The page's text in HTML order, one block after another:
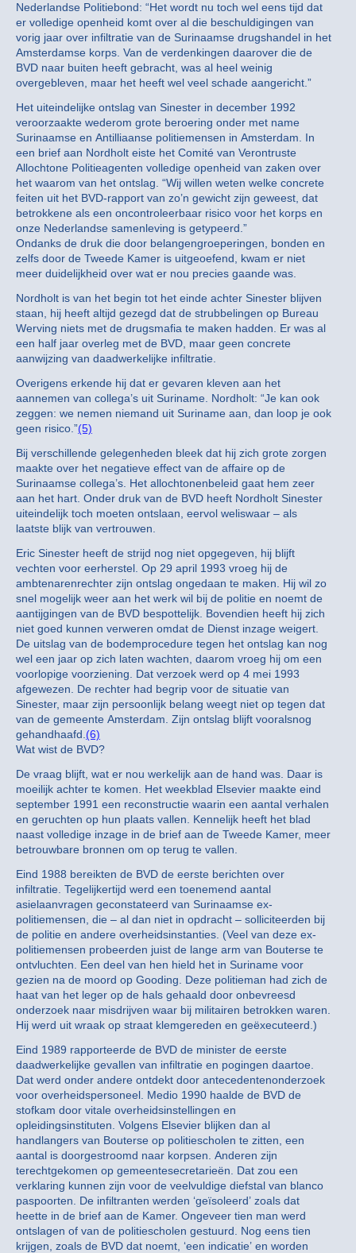
Nederlandse Politiebond: “Het wordt nu toch wel eens tijd dat
er volledige openheid komt over al die beschuldigingen van
vorig jaar over infiltratie van de Surinaamse drugshandel in het
Amsterdamse korps. Van de verdenkingen daarover die de
BVD naar buiten heeft gebracht, was al heel weinig
overgebleven, maar het heeft wel veel schade aangericht.”
Het uiteindelijke ontslag van Sinester in december 1992
veroorzaakte wederom grote beroering onder met name
Surinaamse en Antilliaanse politiemensen in Amsterdam. In
een brief aan Nordholt eiste het Comité van Verontruste
Allochtone Politieagenten volledige openheid van zaken over
het waarom van het ontslag. “Wij willen weten welke concrete
feiten uit het BVD-rapport van zo’n gewicht zijn geweest, dat
betrokkene als een oncontroleerbaar risico voor het korps en
onze Nederlandse samenleving is getypeerd.”
Ondanks de druk die door belangengroeperingen, bonden en
zelfs door de Tweede Kamer is uitgeoefend, kwam er niet
meer duidelijkheid over wat er nou precies gaande was.
Nordholt is van het begin tot het einde achter Sinester blijven
staan, hij heeft altijd gezegd dat de strubbelingen op Bureau
Werving niets met de drugsmafia te maken hadden. Er was al
een half jaar overleg met de BVD, maar geen concrete
aanwijzing van daadwerkelijke infiltratie.
Overigens erkende hij dat er gevaren kleven aan het
aannemen van collega’s uit Suriname. Nordholt: “Je kan ook
zeggen: we nemen niemand uit Suriname aan, dan loop je ook
geen risico.”(5)
Bij verschillende gelegenheden bleek dat hij zich grote zorgen
maakte over het negatieve effect van de affaire op de
Surinaamse collega’s. Het allochtonenbeleid gaat hem zeer
aan het hart. Onder druk van de BVD heeft Nordholt Sinester
uiteindelijk toch moeten ontslaan, eervol weliswaar – als
laatste blijk van vertrouwen.
Eric Sinester heeft de strijd nog niet opgegeven, hij blijft
vechten voor eerherstel. Op 29 april 1993 vroeg hij de
ambtenarenrechter zijn ontslag ongedaan te maken. Hij wil zo
snel mogelijk weer aan het werk wil bij de politie en noemt de
aantijgingen van de BVD bespottelijk. Bovendien heeft hij zich
niet goed kunnen verweren omdat de Dienst inzage weigert.
De uitslag van de bodemprocedure tegen het ontslag kan nog
wel een jaar op zich laten wachten, daarom vroeg hij om een
voorlopige voorziening. Dat verzoek werd op 4 mei 1993
afgewezen. De rechter had begrip voor de situatie van
Sinester, maar zijn persoonlijk belang weegt niet op tegen dat
van de gemeente Amsterdam. Zijn ontslag blijft vooralsnog
gehandhaafd. (6)
Wat wist de BVD?
De vraag blijft, wat er nou werkelijk aan de hand was. Daar is
moeilijk achter te komen. Het weekblad Elsevier maakte eind
september 1991 een reconstructie waarin een aantal verhalen
en geruchten op hun plaats vallen. Kennelijk heeft het blad
naast volledige inzage in de brief aan de Tweede Kamer, meer
betrouwbare bronnen om op terug te vallen.
Eind 1988 bereikten de BVD de eerste berichten over
infiltratie. Tegelijkertijd werd een toenemend aantal
asielaanvragen geconstateerd van Surinaamse ex-
politiemensen, die – al dan niet in opdracht – solliciteerden bij
de politie en andere overheidsinstanties. (Veel van deze ex-
politiemensen probeerden juist de lange arm van Bouterse te
ontvluchten. Een deel van hen hield het in Suriname voor
gezien na de moord op Gooding. Deze politieman had zich de
haat van het leger op de hals gehaald door onbevreesd
onderzoek naar misdrijven waar bij militairen betrokken waren.
Hij werd uit wraak op straat klemgereden en geëxecuteerd.)
Eind 1989 rapporteerde de BVD de minister de eerste
daadwerkelijke gevallen van infiltratie en pogingen daartoe.
Dat werd onder andere ontdekt door antecedentenonderzoek
voor overheidspersoneel. Medio 1990 haalde de BVD de
stofkam door vitale overheidsinstellingen en
opleidingsinstituten. Volgens Elsevier blijken dan al
handlangers van Bouterse op politiescholen te zitten, een
aantal is doorgestroomd naar korpsen. Anderen zijn
terechtgekomen op gemeentesecretarieën. Dat zou een
verklaring kunnen zijn voor de veelvuldige diefstal van blanco
paspoorten. De infiltranten werden ‘geïsoleerd’ zoals dat
heette in de brief aan de Kamer. Ongeveer tien man werd
ontslagen of van de politiescholen gestuurd. Nog eens tien
krijgen, zoals de BVD dat noemt, ‘een indicatie’ en worden